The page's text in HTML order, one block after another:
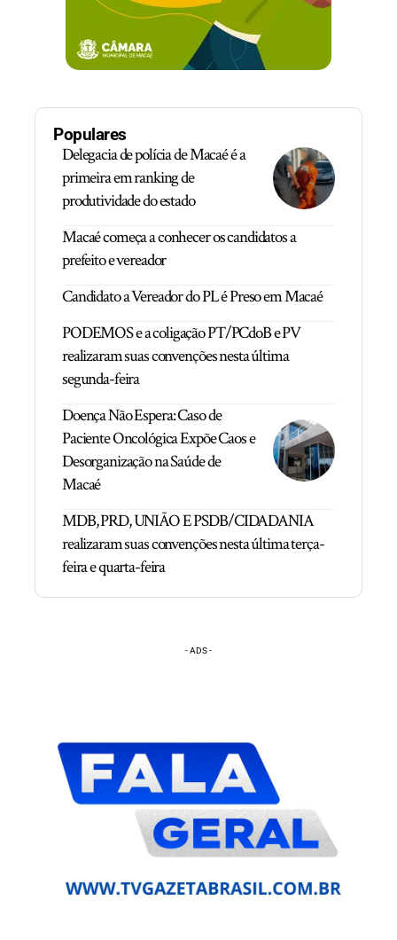
Populares
Delegacia de polícia de Macaé é a
primeira em ranking de
produtividade do estado
Macaé começa a conhecer os candidatos a
prefeito e vereador
Candidato a Vereador do PL é Preso em Macaé
PODEMOS e a coligação PT/PCdoB e PV
realizaram suas convenções nesta última
segunda-feira
Doença Não Espera: Caso de
Paciente Oncológica Expõe Caos e
Desorganização na Saúde de
Macaé
MDB, PRD, UNIÃO E PSDB/CIDADANIA
realizaram suas convenções nesta última terça-
feira e quarta-feira
- ADS -